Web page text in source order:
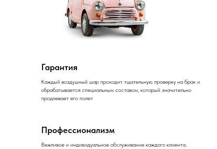
Гарантия
Каждый воздушный шар проходит тщательную проверку на брак и
обрабатывается специальным составом, который значительно
продлевает его полет
Профессионализм
Вежливое и индивидуальное обслуживание каждого клиента,